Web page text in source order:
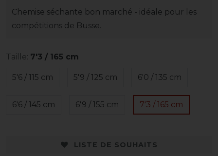
Chemise séchante bon marché - idéale pour les
compétitions de Busse.
Taille: 7'3 / 165 cm
5'6 / 115 cm 5'9 / 125 cm 6'0 / 135 cm
6'6 / 145 cm 6'9 / 155 cm 7'3 / 165 cm
LISTE DE SOUHAITS